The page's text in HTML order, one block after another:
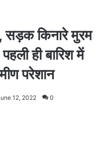
सड़क किनारे मुरम
ही बारिश में
परेशान
12, 2022 0